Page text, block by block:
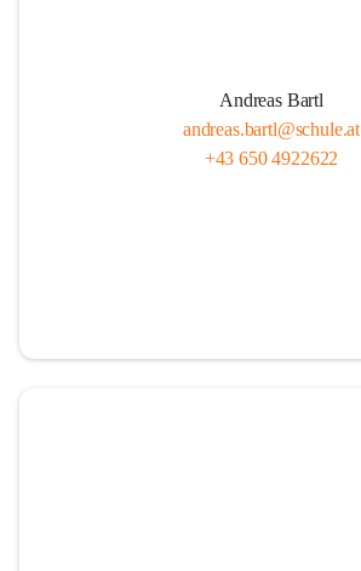
Andreas Bartl
andreas.bartl@schule.at
+43 650 4922622